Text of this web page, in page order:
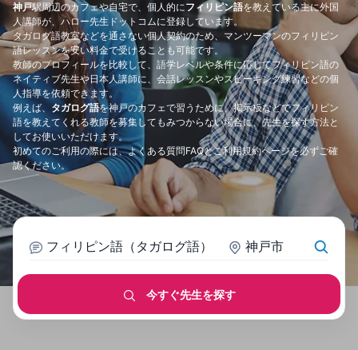
神戸駅周辺のカフェや自宅で、個人的にフィリピン語を教えている主に外国
人講師が、ハロー先生ドットコムに登録しています。
タガログ語教室などを通さない個人契約のため、マンツーマンのフィリピン
語レッスンを安い料金で受けることも可能です。
教師のプロフィールを比較して、語学レベルや条件に応じてフィリピン語の
ネイティブ先生や日本人講師に、会話レッスンやスピーキング練習などの個
人指導を依頼できます。
例えば、 タガログ語を神戸のカフェで習うために、掲示板などでフィリピン
語を教えてくれる教師を募集してもみつからない場合に、先生を探す方法と
してお使いいただけます。
初めてのご利用の際には、よくある質問FAQとご利用規約ページを必ずご確
認ください。
フィリピン語（タガログ語） 神戸市
今すぐ先生を探す